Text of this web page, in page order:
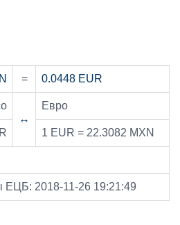
= 0.0448 EUR
↔
Евро
1 EUR = 22.3082 MXN
2018-11-26 19:21:49